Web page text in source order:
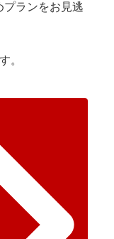
ランをお見逃
。